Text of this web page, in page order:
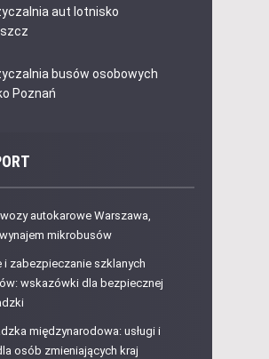
aut lotnisko
busów osobowych
Poznań
autokarowe Warszawa,
mikrobusów
i zabezpieczanie szklanych
wskazówki dla bezpiecznej
międzynarodowa: usługi i
osób zmieniających kraj